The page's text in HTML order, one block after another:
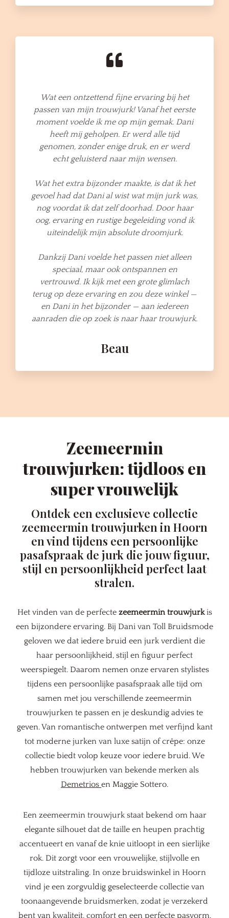
Wat een ontzettend fijne ervaring bij het
passen van mijn trouwjurk! Vanaf het eerste
moment voelde ik me op mijn gemak. Dani
heeft mij geholpen. Er werd alle tijd
genomen, zonder enige druk, en er werd
echt geluisterd naar mijn wensen.
Wat het extra bijzonder maakte, is dat ik het
gevoel had dat Dani al wist wat mijn jurk was,
nog voordat ik dat zelf doorhad. Door haar
oog, ervaring en rustige begeleiding vond ik
uiteindelijk mijn absolute droomjurk.
Dankzij Dani voelde het passen niet alleen
speciaal, maar ook ontspannen en
vertrouwd. Ik kijk met een grote glimlach
terug op deze ervaring en zou deze winkel —
en Dani in het bijzonder — aan iedereen
aanraden die op zoek is naar haar trouwjurk.
Beau
Zeemeermin
trouwjurken: tijdloos en
super vrouwelijk
Ontdek een exclusieve collectie
zeemeermin trouwjurken in Hoorn
en vind tijdens een persoonlijke
pasafspraak de jurk die jouw figuur,
stijl en persoonlijkheid perfect laat
stralen.
Het vinden van de perfecte zeemeermin trouwjurkis
een bijzondere ervaring. Bij Dani van Toll Bruidsmode
geloven we dat iedere bruid een jurk verdient die
haar persoonlijkheid, stijl en figuur perfect
weerspiegelt. Daarom nemen onze ervaren stylistes
tijdens een persoonlijke pasafspraak alle tijd om
samen met jou verschillende zeemeermin
trouwjurken te passen en je deskundig advies te
geven. Van romantische ontwerpen met verfijnd kant
tot moderne jurken van luxe satijn of crêpe: onze
collectie biedt volop keuze voor iedere bruid. We
hebben trouwjurken van bekende merken als
Demetrios en Maggie Sottero.
Een zeemeermin trouwjurk staat bekend om haar
elegante silhouet dat de taille en heupen prachtig
accentueert en vanaf de knie uitloopt in een sierlijke
rok. Dit zorgt voor een vrouwelijke, stijlvolle en
tijdloze uitstraling. In onze bruidswinkel in Hoorn
vind je een zorgvuldig geselecteerde collectie van
toonaangevende bruidsmerken, zodat je verzekerd
bent van kwaliteit, comfort en een perfecte pasvorm.